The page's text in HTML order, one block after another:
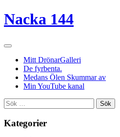
Nacka 144
Mitt DrönarGalleri
De fyrbenta.
Medans Ölen Skummar av
Min YouTube kanal
Sök
efter:
Kategorier